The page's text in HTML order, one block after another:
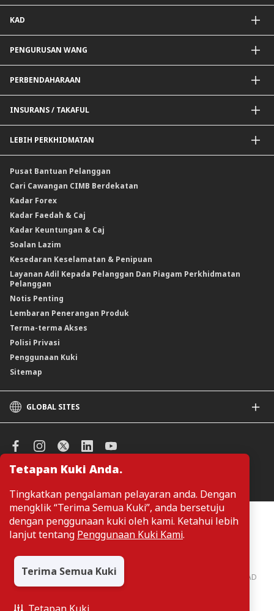
Tetapan Kuki Anda.
Tingkatkan pengalaman pelayaran anda. Dengan
mengklik “Terima Semua Kuki”, anda bersetuju
dengan penggunaan kuki oleh kami. Ketahui lebih
lanjut tentang Penggunaan Kuki Kami.
Terima Semua Kuki
Tetapan Kuki
Pembiayaan Pakej
Pembiayaan Peralatan
Pembiayaan Skim Kerajaan / BNM
Pembiayaan Projek
Rangkuman Kewangan BNM untuk PKS
Pembiayaan Perusahaan Automotif
ExportTrades@CIMB
Guarantees@CIMB
Perkhidmatan Tambahan
Borang Permohonan Perdagangan
KAD
Kad Kredit
Penyelesaian Kad Korporat
PENGURUSAN WANG
Kutipan@CIMB
Saluran Penyampaian
PERBENDAHARAAN
Kadar Faedah
Kadar Keuntungan
Penyelesaian Perlindungan Nilai Komoditi
INSURANS / TAKAFUL
Insurans Am / Takaful
LEBIH PERKHIDMATAN
Pusat Bantuan Pelanggan
Cari Cawangan CIMB Berdekatan
Kadar Forex
Kadar Faedah & Caj
Kadar Keuntungan & Caj
Soalan Lazim
Kesedaran Keselamatan & Penipuan
Layanan Adil Kepada Pelanggan Dan Piagam Perkhidmatan
Pelanggan
Notis Penting
Lembaran Penerangan Produk
Terma-terma Akses
Polisi Privasi
Penggunaan Kuki
Sitemap
GLOBAL SITES
CIMB Islamic
CIMB Bank (SG)
CIMB Bank (KH)
CIMB Thai
CIMB Bank (PH)
Pelanggan tidak perlu memberikan butiran peribadi ketika melayari
atau mengakses maklumat berkaitan produk dan perkhidmatan di
laman web. Butiran perbadi hanya diperlukan sekiranya pelanggan
produk atau perkhidmatan.
CIMB Bank: All rights reserved. Copyright © 2026 CIMB BANK BERHAD
197201001799 (13491-P)